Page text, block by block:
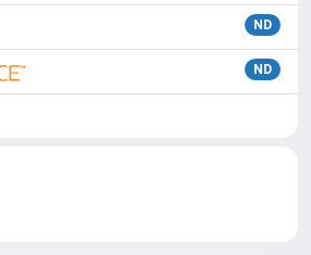
ND
ND